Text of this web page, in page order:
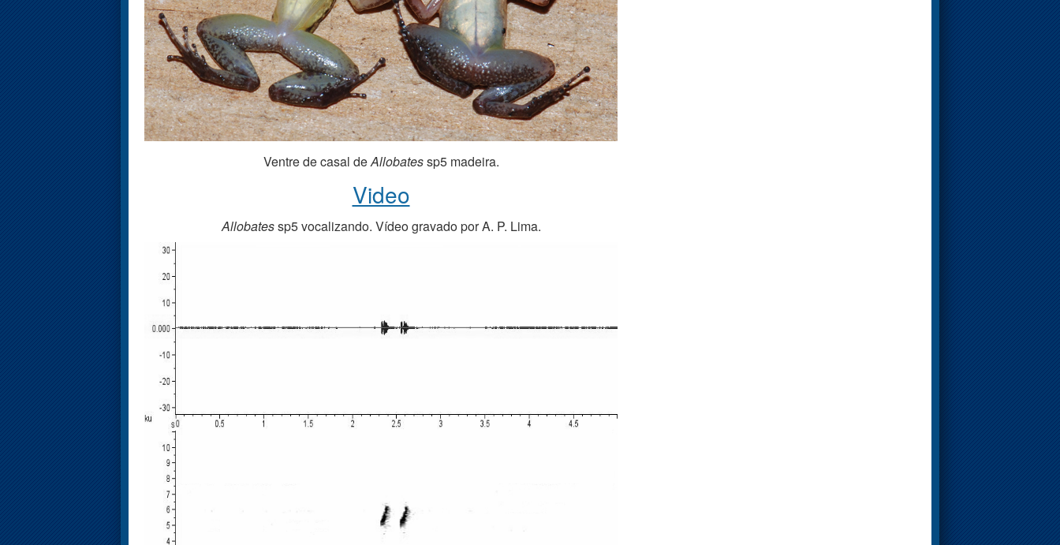
Ventre de casal deAllobatessp5 madeira.
Video
Allobatessp5 vocalizando. Vídeo gravado por A. P. Lima.